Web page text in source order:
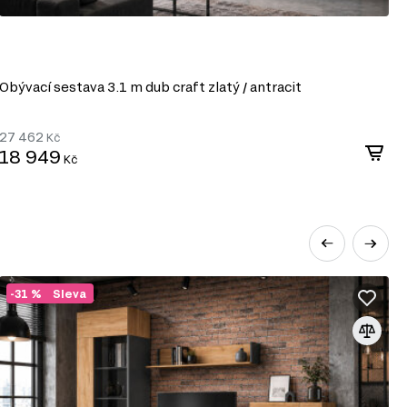
starožitný nábytek; mezi čalouněným
abstrakce a malby, městské detaily, industriální
reflektory pro vytvoření studiového efektu,
pouliční osvětlení, lustry s otevřenými kazetami.
Obývací sestava 3.1 m dub craft zlatý / antracit
27 462 Kč
18 949 Kč
Sleva
-31 %